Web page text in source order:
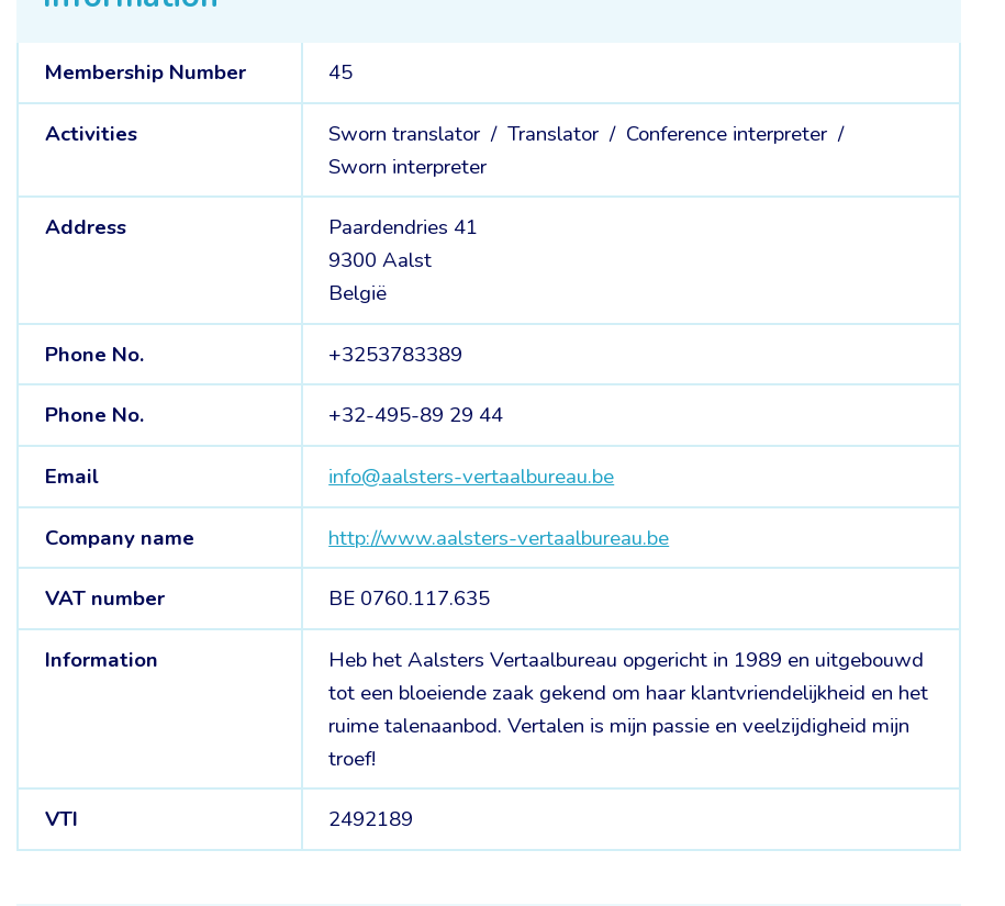
Membership Number 45
Activities Sworn translator / Translator / Conference interpreter /
Sworn interpreter
Address
Paardendries 41
9300 Aalst
België
Phone No. +3253783389
Phone No. +32-495-89 29 44
Email info@aalsters-vertaalbureau.be
Company name http://www.aalsters-vertaalbureau.be
VAT number BE 0760.117.635
Information
Heb het Aalsters Vertaalbureau opgericht in 1989 en uitgebouwd
tot een bloeiende zaak gekend om haar klantvriendelijkheid en het
ruime talenaanbod. Vertalen is mijn passie en veelzijdigheid mijn
troef!
VTI 2492189